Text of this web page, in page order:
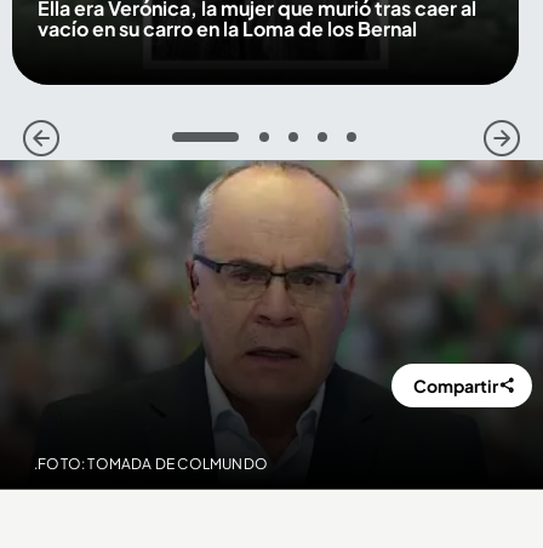
Ella era Verónica, la mujer que murió tras caer al
vacío en su carro en la Loma de los Bernal
1 2 3 4 5
.FOTO: TOMADA DE COLMUNDO
Compartir